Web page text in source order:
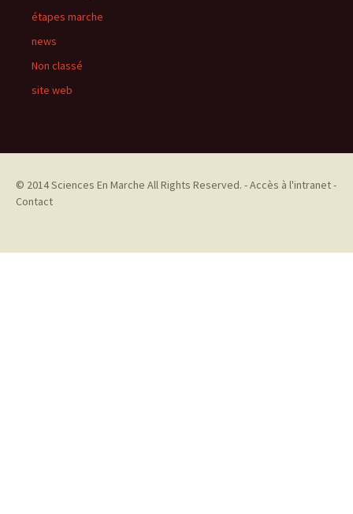
étapes marche
news
Non classé
site web
© 2014Sciences En Marche All Rights Reserved. -Accès à l'intranet-
Contact